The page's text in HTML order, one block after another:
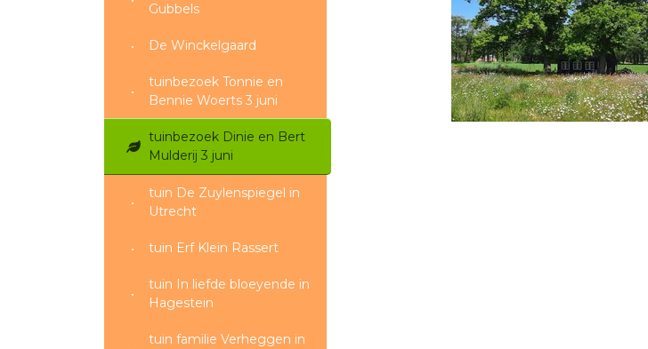
Gubbels
De Winckelgaard
tuinbezoek Tonnie en
Bennie Woerts 3 juni
tuinbezoek Dinie en Bert
Mulderij 3 juni
tuin De Zuylenspiegel in
Utrecht
tuin Erf Klein Rassert
tuin In liefde bloeyende in
Hagestein
tuin familie Verheggen in